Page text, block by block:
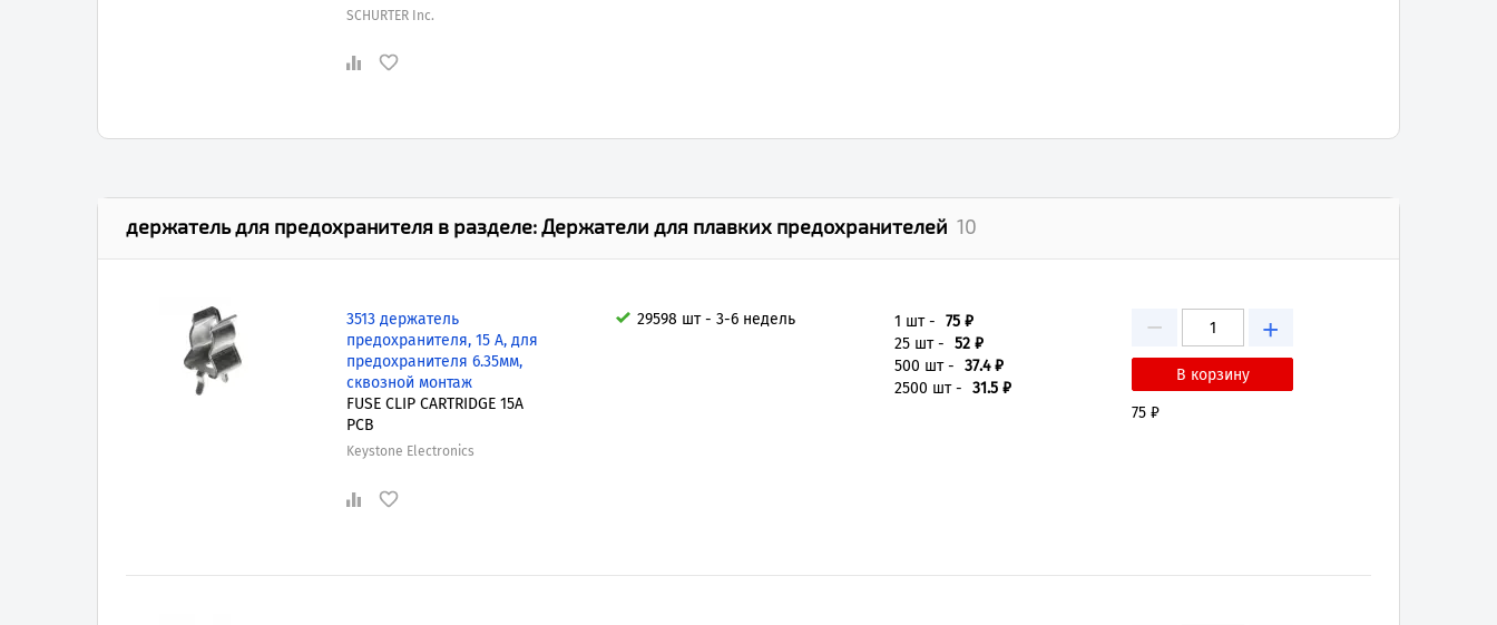
SCHURTER Inc.
держатель для предохранителя в разделе:Держатели для плавких предохранителей 10
3513 держатель
предохранителя, 15 А, для
предохранителя 6.35мм,
сквозной монтаж
FUSE CLIP CARTRIDGE 15A
PCB
Keystone Electronics
29598 шт - 3-6 недель 1 шт - 75 ₽
25 шт - 52 ₽
500 шт - 37.4 ₽
2500 шт - 31.5 ₽
− +
75 ₽